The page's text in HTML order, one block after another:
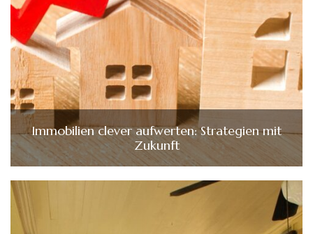
Immobilien clever aufwerten: Strategien mit
Zukunft